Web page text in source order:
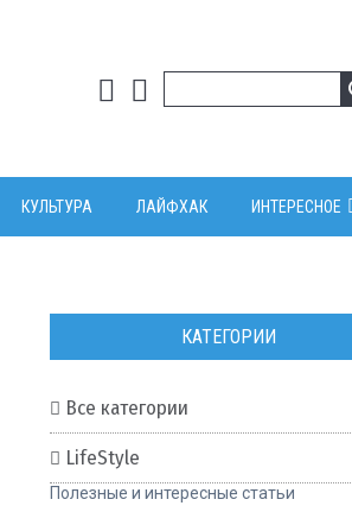
КУЛЬТУРА ЛАЙФХАК ИНТЕРЕСНОЕ
КАТЕГОРИИ
Все категории
LifeStyle
Полезные и интересные статьи